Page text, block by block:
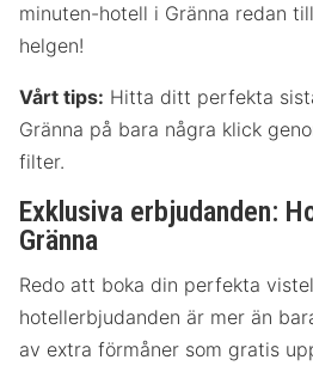
minuten-hotell i Gränna redan
helgen!
Vårt tips: Hitta ditt perfekta
Gränna på bara några klick
filter.
Exklusiva erbjudanden:
Gränna
Redo att boka din perfekta
hotellerbjudanden är mer än
av extra förmåner som gratis